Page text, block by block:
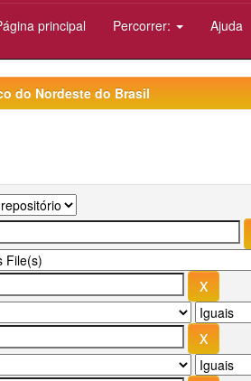
principal Percorrer: Ajuda
do Nordeste do Brasil